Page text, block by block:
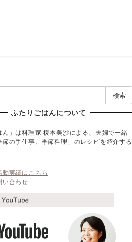
検索
ふたりごはんについて
ん」は料理家 榎本美沙による、夫婦で一緒
節の手仕事、季節料理」のレシピを紹介する
実績はこちら
い合わせ